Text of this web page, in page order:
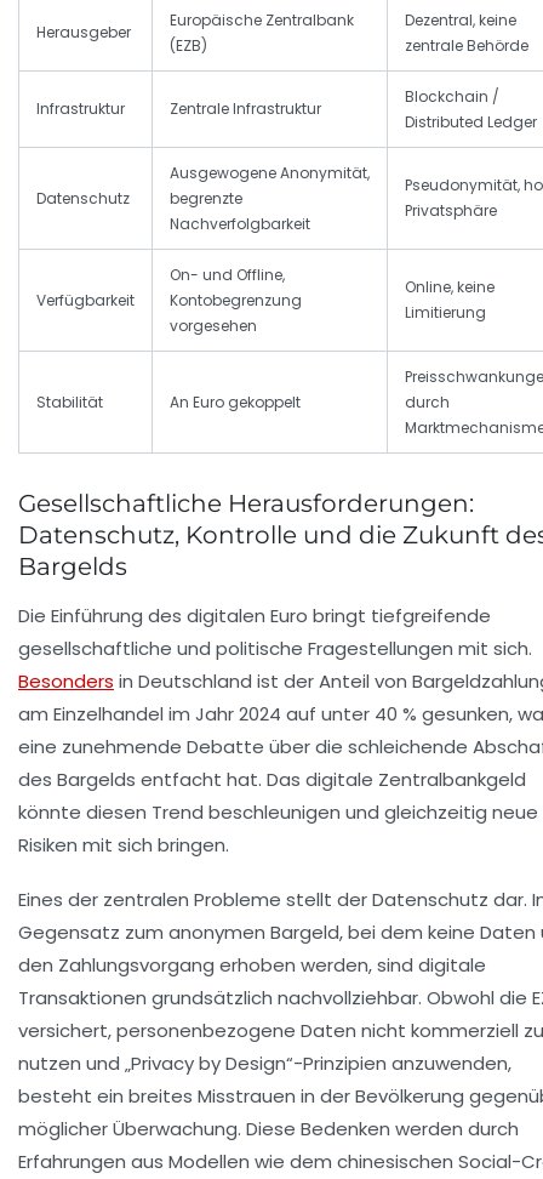
Herausgeber
Europäische Zentralbank
(EZB)
Dezentral, keine
zentrale Behörde
Infrastruktur Zentrale Infrastruktur
Blockchain /
Distributed Ledger
Datenschutz
Ausgewogene Anonymität,
begrenzte
Nachverfolgbarkeit
Pseudonymität,
Privatsphäre
Verfügbarkeit
On- und Offline,
Kontobegrenzung
vorgesehen
Online, keine
Limitierung
Stabilität An Euro gekoppelt
durch
Gesellschaftliche Herausforderungen:
Datenschutz, Kontrolle und die Zukunft
Bargelds
Die Einführung des digitalen Euro bringt tiefgreifende
gesellschaftliche und politische Fragestellungen mit sich.
Besonders in Deutschland ist der Anteil von
am Einzelhandel im Jahr 2024 auf unter 40 % gesunken,
eine zunehmende Debatte über die schleichende
des Bargelds entfacht hat. Das digitale Zentralbankgeld
könnte diesen Trend beschleunigen und gleichzeitig neue
Risiken mit sich bringen.
Eines der zentralen Probleme stellt der Datenschutz dar.
Gegensatz zum anonymen Bargeld, bei dem keine Daten
den Zahlungsvorgang erhoben werden, sind digitale
Transaktionen grundsätzlich nachvollziehbar. Obwohl die
versichert, personenbezogene Daten nicht kommerziell zu
nutzen und „Privacy by Design“-Prinzipien anzuwenden,
besteht ein breites Misstrauen in der Bevölkerung
möglicher Überwachung. Diese Bedenken werden durch
Erfahrungen aus Modellen wie dem chinesischen Social-